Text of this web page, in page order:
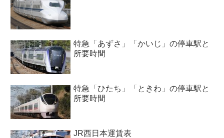
特急「あずさ」「かいじ」の停車駅と
所要時間
特急「ひたち」「ときわ」の停車駅と
所要時間
JR西日本運賃表